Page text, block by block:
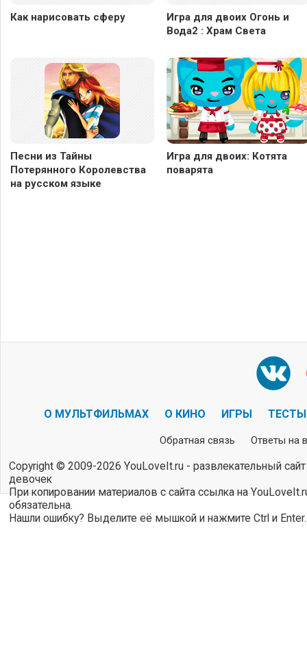
Как нарисовать сферу
Игра для двоих Огонь и
Вода2 : Храм Света
Песни из Тайны
Потерянного Королевства
на русском языке
Игра для двоих: Котята
поварята
О МУЛЬТФИЛЬМАХ О КИНО ИГРЫ ТЕСТЫ
Обратная связь Ответы на
Copyright © 2009-2026 YouLoveIt.ru - развлекательный
девочек
При копировании материалов с сайта ссылка на
обязательна.
Нашли ошибку? Выделите её мышкой и нажмите Ctrl и Enter.